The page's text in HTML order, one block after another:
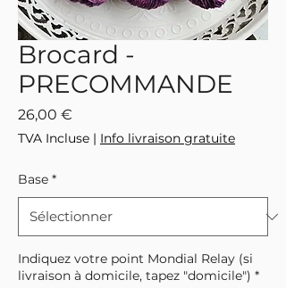
Brocard -
PRECOMMANDE
26,00 €
TVA Incluse | Info livraison gratuite
Base *
Indiquez votre point Mondial Relay (si
livraison à domicile, tapez "domicile") *